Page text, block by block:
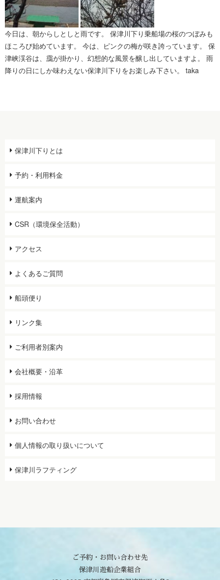
今日は、朝からしとしと雨です。 保津川下り乗船場の桜のつぼみも
ほころび始めています。 今は、ピンクの梅が咲き誇っています。 保
津峡渓谷は、靄が掛かり、幻想的な風景を醸し出していますよ。 雨
降りの日にしか味わえない保津川下りをお楽しみ下さい。 taka
保津川下りとは
予約・利用料金
運航案内
CSR（環境保全活動）
アクセス
よくあるご質問
船頭便り
リンク集
ご利用者別案内
会社概要・沿革
採用情報
お問い合わせ
個人情報の取り扱いについて
保津川ラフティング
ご予約・お問い合わせ先
保津川遊船企業組合